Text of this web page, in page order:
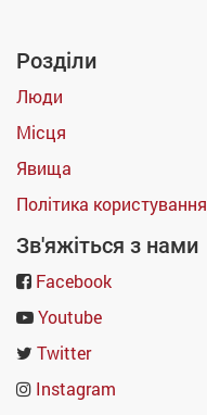
Розділи
Люди
Місця
Явища
Політика користування
Зв'яжіться з нами
Facebook
Youtube
Twitter
Instagram